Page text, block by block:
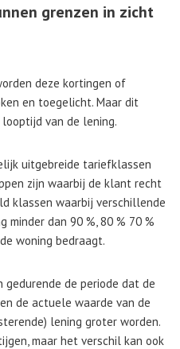
grenzen in zicht
deze kortingen of
en toegelicht. Maar dit
van de lening.
uitgebreide tariefklassen
zijn waarbij de klant recht
klassen waarbij verschillende
dan 90 %, 80 % 70 %
woning bedraagt.
gedurende de periode dat de
de actuele waarde van de
lening groter worden.
maar het verschil kan ook